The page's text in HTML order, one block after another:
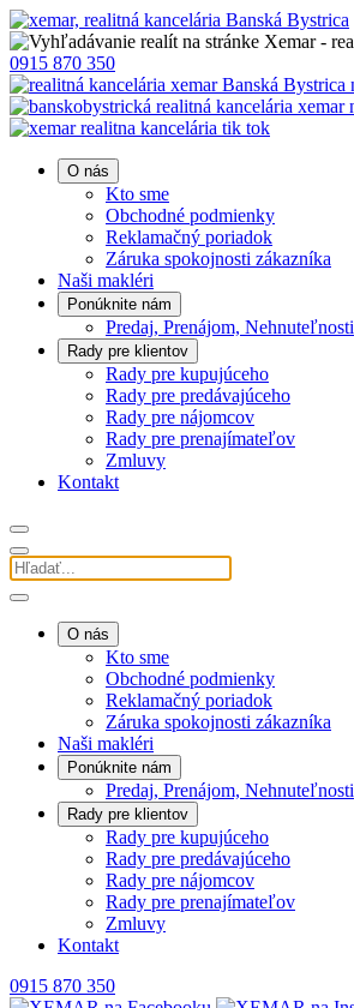
0915 870 350
O nás
Kto sme
Obchodné podmienky
Reklamačný poriadok
Záruka spokojnosti zákazníka
Naši makléri
Ponúknite nám
Predaj, Prenájom, Nehnuteľnosti
Rady pre klientov
Rady pre kupujúceho
Rady pre predávajúceho
Rady pre nájomcov
Rady pre prenajímateľov
Zmluvy
Kontakt
O nás
Kto sme
Obchodné podmienky
Reklamačný poriadok
Záruka spokojnosti zákazníka
Naši makléri
Ponúknite nám
Predaj, Prenájom, Nehnuteľnosti
Rady pre klientov
Rady pre kupujúceho
Rady pre predávajúceho
Rady pre nájomcov
Rady pre prenajímateľov
Zmluvy
Kontakt
0915 870 350